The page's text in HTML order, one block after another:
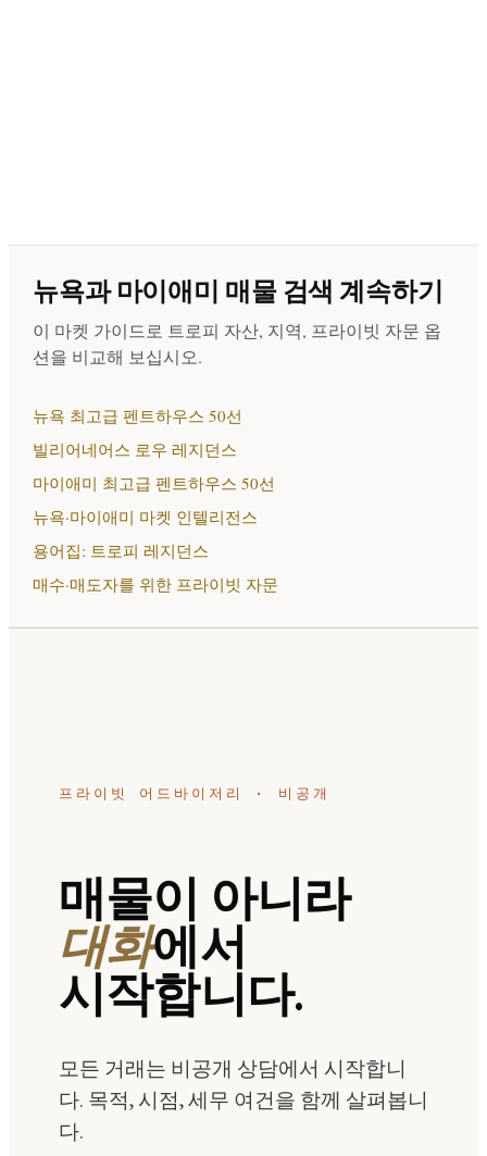
뉴욕과 마이애미 매물 검색 계속하기
이 마켓 가이드로 트로피 자산, 지역, 프라이빗 자문 옵
션을 비교해 보십시오.
뉴욕 최고급 펜트하우스 50선
빌리어네어스 로우 레지던스
마이애미 최고급 펜트하우스 50선
뉴욕·마이애미 마켓 인텔리전스
용어집: 트로피 레지던스
매수·매도자를 위한 프라이빗 자문
프라이빗 어드바이저리 · 비공개
매물이 아니라
대화에서
시작합니다.
모든 거래는 비공개 상담에서 시작합니
다. 목적, 시점, 세무 여건을 함께 살펴봅니
다.